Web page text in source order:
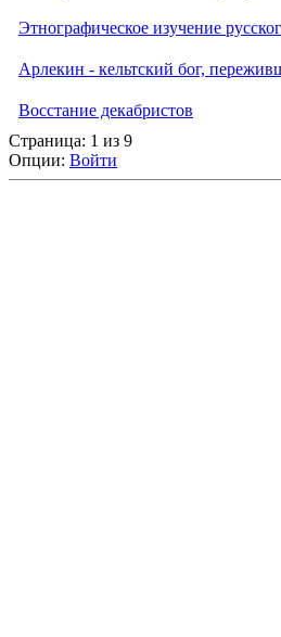
Этнографическое изучение
Арлекин - кельтский бог,
Восстание декабристов
Страница: 1 из 9
Опции: Войти